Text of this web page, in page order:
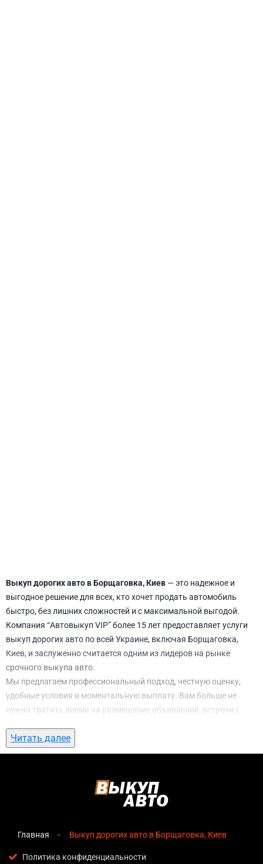
Выкуп дорогих авто в Борщаговка, Киев — это надежное и
выгодное решение для всех, кто хочет продать автомобиль
быстро, без лишних сложностей и с максимальной выгодой.
Компания “Автовыкуп VIP” более 15 лет предоставляет услуги
выкуп дорогих авто по всей Украине, включая Борщаговка,
Киев, и заслуженно считается одним из лидеров на рынке
срочного выкупа авто.
Мы предлагаем профессиональный подход, честную оценку,
удобные условия и моментальную выплату. Вам больше не
нужно тратить время на размещение объявлений, встречи с
ожидание. С нами вы можете
Борщаговка, Киеввсего за 1 день.
дорогих авто в Борщаговка, Киев
озвучивается сразу после обращения, без скрытых
Прозрачные условия— все этапы сделки полностью
Читать далее
Главная Выкуп дорогих авто в Борщаговка, Киев
Политика конфиденциальности